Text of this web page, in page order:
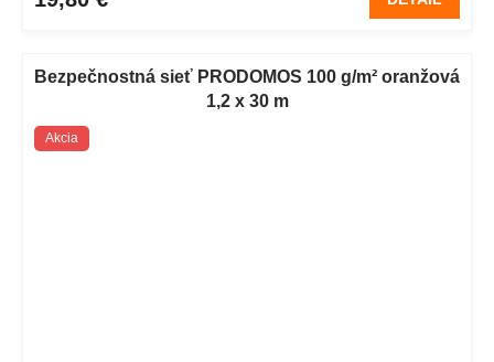
Bezpečnostná sieť PRODOMOS 100 g/m² oranžová
1,2 x 30 m
Akcia